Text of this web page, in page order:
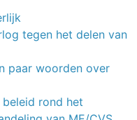
tegen het delen van
paar woorden over
rond het